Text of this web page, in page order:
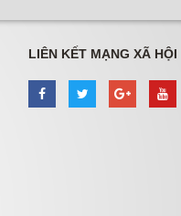
LIÊN KẾT MẠNG XÃ HỘI